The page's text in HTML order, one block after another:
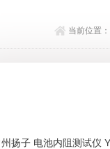
当前位置：